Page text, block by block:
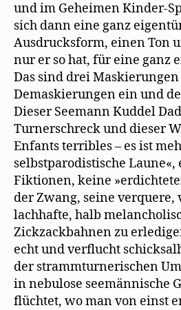
und im Geheimen Kinder-
sich dann eine ganz
Ausdrucksform, einen Ton
nur er so hat, für eine ganz
Das sind drei
Demaskierungen ein und
Dieser Seemann Kuddel
Turnerschreck und dieser
Enfants terribles – es ist
selbstparodistische Laune«,
Fiktionen, keine
der Zwang, seine verquere,
lachhafte, halb
Zickzackbahnen zu
echt und verflucht
der strammturnerischen
in nebulose seemännische
flüchtet, wo man von einst